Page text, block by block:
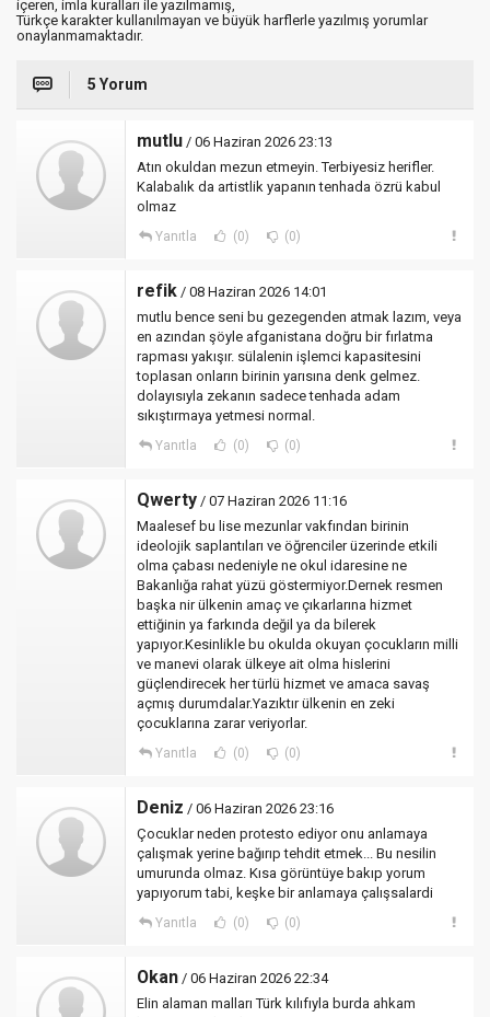
içeren, imla kuralları ile yazılmamış,
Türkçe karakter kullanılmayan ve büyük harflerle yazılmış yorumlar
onaylanmamaktadır.
5 Yorum
mutlu / 06 Haziran 2026 23:13
Atın okuldan mezun etmeyin. Terbiyesiz herifler.
Kalabalık da artistlik yapanın tenhada özrü kabul
olmaz
Yanıtla (0) (0)
refik / 08 Haziran 2026 14:01
mutlu bence seni bu gezegenden atmak lazım, veya
en azından şöyle afganistana doğru bir fırlatma
rapması yakışır. sülalenin işlemci kapasitesini
toplasan onların birinin yarısına denk gelmez.
dolayısıyla zekanın sadece tenhada adam
sıkıştırmaya yetmesi normal.
Yanıtla (0) (0)
Qwerty / 07 Haziran 2026 11:16
Maalesef bu lise mezunlar vakfından birinin
ideolojik saplantıları ve öğrenciler üzerinde etkili
olma çabası nedeniyle ne okul idaresine ne
Bakanlığa rahat yüzü göstermiyor.Dernek resmen
başka nir ülkenin amaç ve çıkarlarına hizmet
ettiğinin ya farkında değil ya da bilerek
yapıyor.Kesinlikle bu okulda okuyan çocukların milli
ve manevi olarak ülkeye ait olma hislerini
güçlendirecek her türlü hizmet ve amaca savaş
açmış durumdalar.Yazıktır ülkenin en zeki
çocuklarına zarar veriyorlar.
Yanıtla (0) (0)
Deniz / 06 Haziran 2026 23:16
Çocuklar neden protesto ediyor onu anlamaya
çalışmak yerine bağırıp tehdit etmek... Bu nesilin
umurunda olmaz. Kısa görüntüye bakıp yorum
yapıyorum tabi, keşke bir anlamaya çalışsalardi
Yanıtla (0) (0)
Okan / 06 Haziran 2026 22:34
Elin alaman malları Türk kılıfıyla burda ahkam